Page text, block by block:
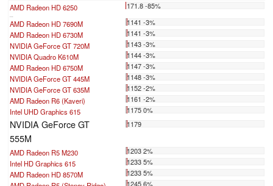
AMD Radeon HD 6250 171.8 -85%
...
AMD Radeon HD 7690M
1141 -3%
AMD Radeon HD 6730M
1141 -3%
NVIDIA GeForce GT 720M
1143 -3%
NVIDIA Quadro K610M
1144 -3%
AMD Radeon HD 6750M
1147 -3%
NVIDIA GeForce GT 445M
1148 -3%
NVIDIA GeForce GT 635M
1152 -2%
AMD Radeon R6 (Kaveri)
1161 -2%
Intel UHD Graphics 615
1175 0%
NVIDIA GeForce GT
555M
1179
AMD Radeon R5 M230
1203 2%
Intel HD Graphics 615
1233 5%
AMD Radeon HD 8570M
1233 5%
1245 6%